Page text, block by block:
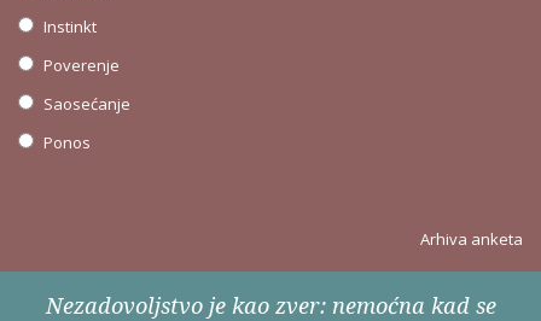
Instinkt
Poverenje
Saosećanje
Ponos
Arhiva anketa
Nezadovoljstvo je kao zver: nemoćna kad se